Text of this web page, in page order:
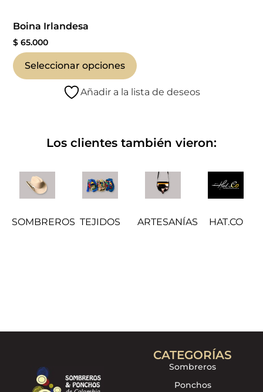
Boina Irlandesa
$ 65.000
Seleccionar opciones
Añadir a la lista de deseos
Los clientes también vieron:
SOMBREROS TEJIDOS ARTESANÍAS HAT.CO
CATEGORÍAS
Sombreros
Ponchos